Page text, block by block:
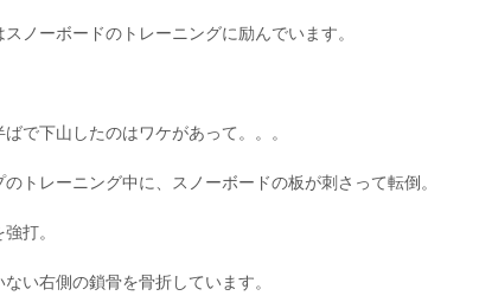
ノーボードのトレーニングに励んでいます。
で下山したのはワケがあって。。。
トレーニング中に、スノーボードの板が刺さって転倒。
打。
い右側の鎖骨を骨折しています。